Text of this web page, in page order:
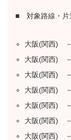
■ 対象路線・片
大阪(関西)
大阪(関西)
大阪(関西)
大阪(関西)
大阪(関西)
大阪(関西)
大阪(関西)